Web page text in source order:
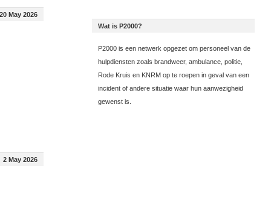
20 May 2026
2 May 2026
Wat is P2000?
P2000 is een netwerk opgezet om personeel van de
hulpdiensten zoals brandweer, ambulance, politie,
Rode Kruis en KNRM op te roepen in geval van een
incident of andere situatie waar hun aanwezigheid
gewenst is.